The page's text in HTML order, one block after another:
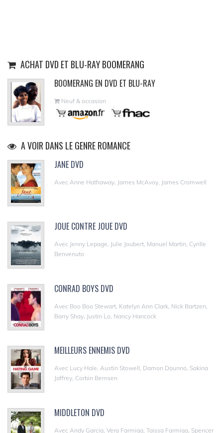
ACHAT DVD ET BLU-RAY BOOMERANG
BOOMERANG EN DVD ET BLU-RAY
Neuf & occasion
A VOIR DANS LE GENRE ROMANCE
JANE DVD
Avec Anne Hathaway, James McAvoy, James Cromwell
JOUE CONTRE JOUE DVD
Avec Jenny Lepage, Julie Joubert, Manuel Martin, Cyrille
Benvenuto
CONRAD BOYS DVD
Avec Boo Boo Stewart, Katelyn Ann Clark, Nick Bartzen,
Barry Shay, Justin Lo, Nancy Hancock
MEILLEURS ENNEMIS DVD
Avec Lucy Hale, Austin Stowell, Damon Daunno, Sakina
Jaffrey, Corbin Bernsen
MIDDLETON DVD
Avec Andy Garcia, Vera Farmiga, Taissa Farmiga, Spencer